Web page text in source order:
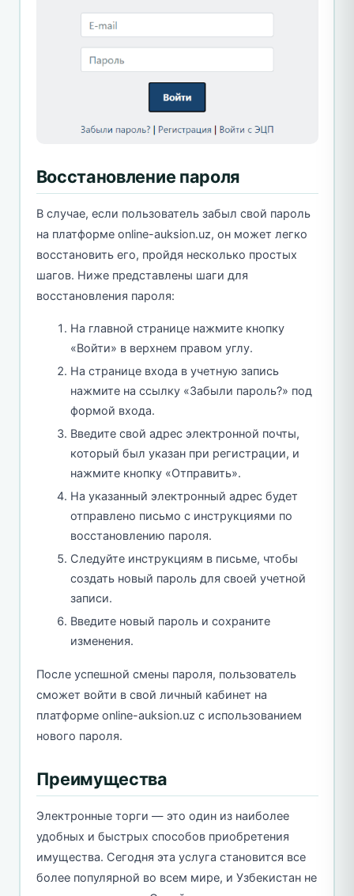
Восстановление пароля
В случае, если пользователь забыл свой пароль
на платформе online-auksion.uz, он может легко
восстановить его, пройдя несколько простых
шагов. Ниже представлены шаги для
восстановления пароля:
На главной странице нажмите кнопку
«Войти» в верхнем правом углу.
На странице входа в учетную запись
нажмите на ссылку «Забыли пароль?» под
формой входа.
Введите свой адрес электронной почты,
который был указан при регистрации, и
нажмите кнопку «Отправить».
На указанный электронный адрес будет
отправлено письмо с инструкциями по
восстановлению пароля.
Следуйте инструкциям в письме, чтобы
создать новый пароль для своей учетной
записи.
Введите новый пароль и сохраните
изменения.
После успешной смены пароля, пользователь
сможет войти в свой личный кабинет на
платформе online-auksion.uz с использованием
нового пароля.
Преимущества
Электронные торги — это один из наиболее
удобных и быстрых способов приобретения
имущества. Сегодня эта услуга становится все
более популярной во всем мире, и Узбекистан не